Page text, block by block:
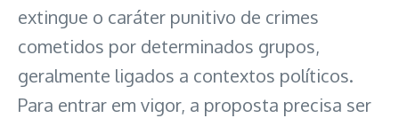
extingue o caráter punitivo de crimes
cometidos por determinados grupos,
geralmente ligados a contextos políticos.
Para entrar em vigor, a proposta precisa ser